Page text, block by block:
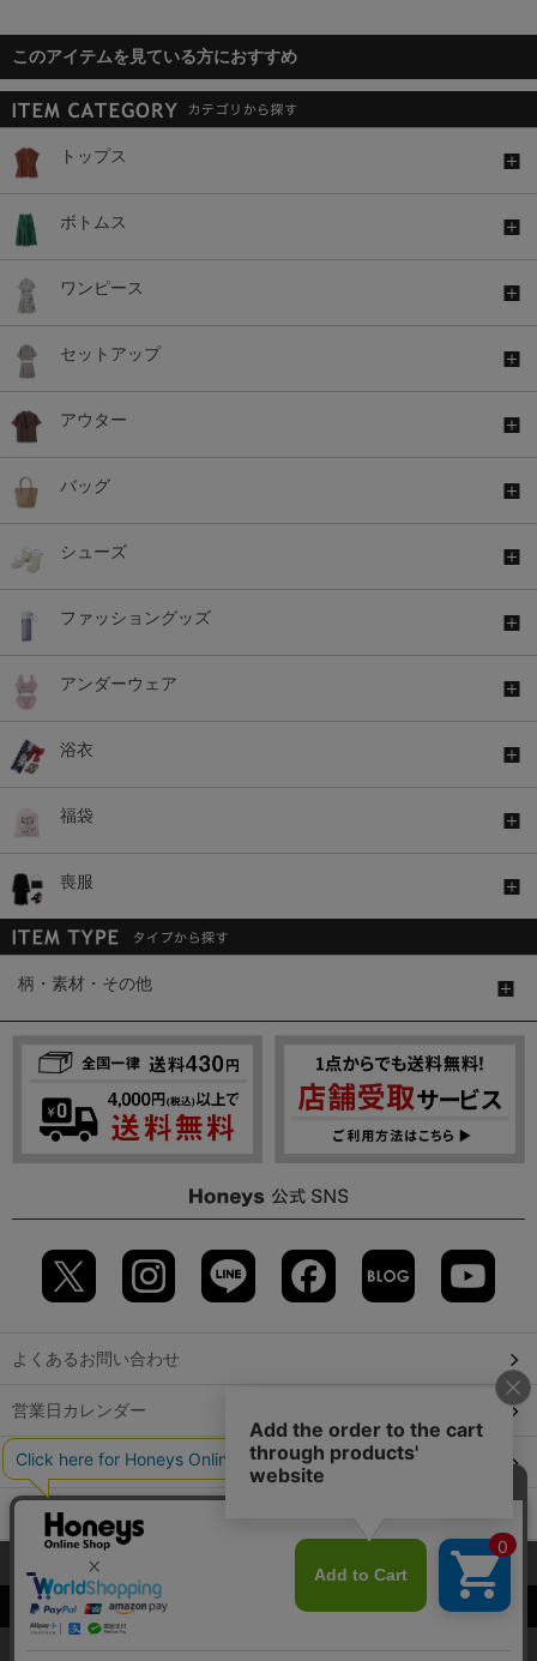
このアイテムを見ている方におすすめ
トップス
ボトムス
ワンピース
セットアップ
アウター
バッグ
シューズ
ファッショングッズ
アンダーウェア
浴衣
福袋
喪服
柄・素材・その他
よくあるお問い合わせ
営業日カレンダー
店舗検索
GLOBAL GUIDE（海外からご利用のお客様）
©2009 HONEYS CO., LTD. All Rights Reserved.
当サイトでは、サイトの利便性向上のため、クッキー(Cookie)を使
用しています。詳しくは「
」をご覧くださ